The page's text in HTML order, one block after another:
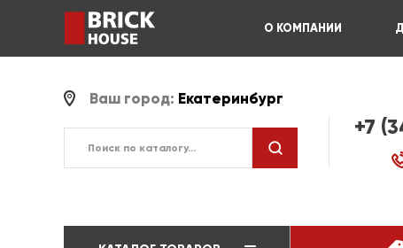
О КОМПАНИИ
Ваш город: Екатеринбург
+7